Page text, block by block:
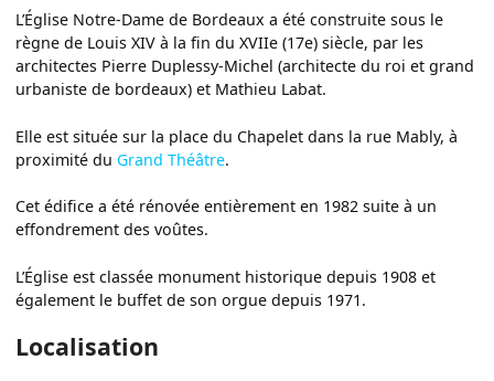
L’Église Notre-Dame de Bordeaux a été construite sous le
règne de Louis XIV à la fin du XVIIe (17e) siècle, par les
architectes Pierre Duplessy-Michel (architecte du roi et grand
urbaniste de bordeaux) et Mathieu Labat.
Elle est située sur la place du Chapelet dans la rue Mably, à
proximité du Grand Théâtre.
Cet édifice a été rénovée entièrement en 1982 suite à un
effondrement des voûtes.
L’Église est classée monument historique depuis 1908 et
également le buffet de son orgue depuis 1971.
Localisation